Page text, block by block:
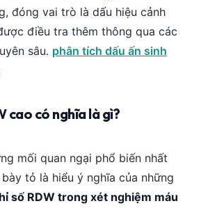
đóng vai trò là dấu hiệu cảnh
điều tra thêm thông qua các
sâu. phân tích dấu ấn sinh
cao có nghĩa là gì?
mối quan ngại phổ biến nhất
tỏ là hiểu ý nghĩa của những
số RDW trong xét nghiệm máu